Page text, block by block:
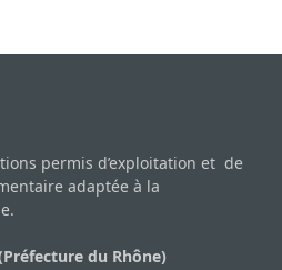
permis d’exploitation et de
adaptée à la
du Rhône)